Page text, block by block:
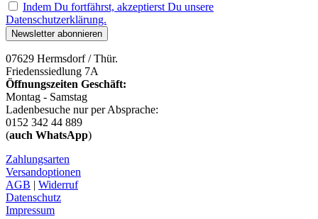
Indem Du fortfährst, akzeptierst Du unsere
Datenschutzerklärung.
07629 Hermsdorf / Thür.
Friedenssiedlung 7A
Öffnungszeiten Geschäft:
Montag - Samstag
Ladenbesuche nur per Absprache:
0152 342 44 889
(auch WhatsApp)
Zahlungsarten
Versandoptionen
AGB | Widerruf
Datenschutz
Impressum